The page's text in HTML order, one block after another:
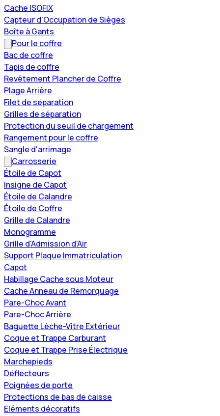
Cache ISOFIX
Capteur d'Occupation de Sièges
Boîte à Gants
Pour le coffre
Bac de coffre
Tapis de coffre
Revêtement Plancher de Coffre
Plage Arrière
Filet de séparation
Grilles de séparation
Protection du seuil de chargement
Rangement pour le coffre
Sangle d'arrimage
Carrosserie
Étoile de Capot
Insigne de Capot
Étoile de Calandre
Étoile de Coffre
Grille de Calandre
Monogramme
Grille d'Admission d'Air
Support Plaque Immatriculation
Capot
Habillage Cache sous Moteur
Cache Anneau de Remorquage
Pare-Choc Avant
Pare-Choc Arrière
Baguette Lèche-Vitre Extérieur
Coque et Trappe Carburant
Coque et Trappe Prise Électrique
Marchepieds
Déflecteurs
Poignées de porte
Protections de bas de caisse
Eléments décoratifs